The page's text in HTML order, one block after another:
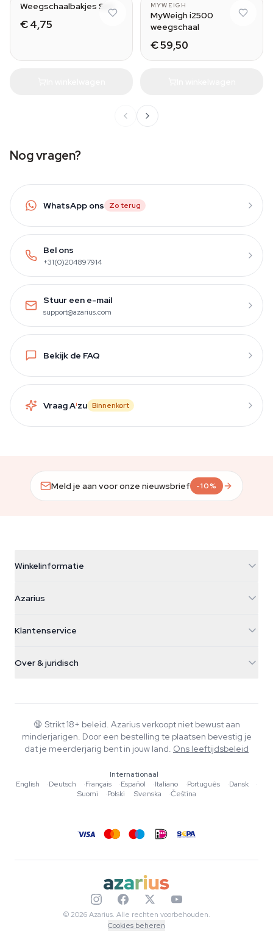
Weegschaalbakjes Set
€ 4,75
MYWEIGH
MyWeigh i2500
weegschaal
€ 59,50
Nog vragen?
WhatsApp ons Zo terug
Bel ons
+31(0)204897914
Stuur een e-mail
support@azarius.com
Bekijk de FAQ
Vraag Aizu Binnenkort
Meld je aan voor onze nieuwsbrief -10%
Winkelinformatie
Galvaniweg 11
Nederland
+31(0)204897914
Azarius
Smokeshop
Klantenservice
Retourbeleid
Veelgestelde vragen
Privacybeleid
Over & juridisch
Wiki
Muziek
Redactionele normen
Tools & Calculators
🔞 Strikt 18+ beleid. Azarius verkoopt niet bewust aan
minderjarigen. Door een bestelling te plaatsen bevestig je
dat je meerderjarig bent in jouw land. Ons leeftijdsbeleid
Internationaal
English
·Deutsch ·Français ·Español ·Italiano ·Português ·Dansk
·
Suomi
·Polski ·Svenska ·Čeština
© 2026 Azarius. Alle rechten voorbehouden.
Cookies beheren